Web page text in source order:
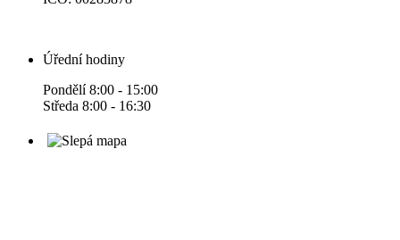
Úřední hodiny
Pondělí 8:00 - 15:00
Středa 8:00 - 16:30